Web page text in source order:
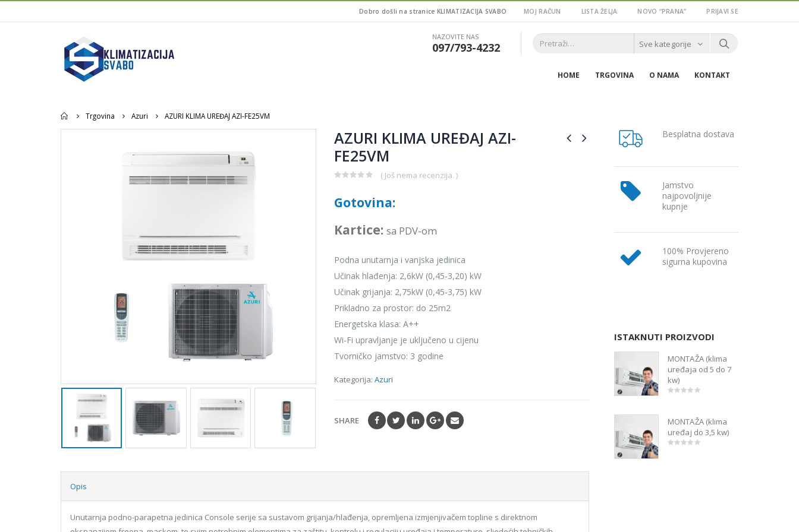
Dobro došli na stranice KLIMATIZACIJA SVABO MOJ RAČUN LISTA ŽELJA NOVO “PRANA” PRIJAVI SE
NAZOVITE NAS
097/793-4232 Sve kategorije
HOME TRGOVINA O NAMA KONTAKT
Home
Trgovina Azuri AZURI KLIMA UREĐAJ AZI-FE25VM
AZURI KLIMA UREĐAJ AZI-
FE25VM
of
5
( Još nema recenzija. )
Gotovina:
Kartice: sa PDV-om
Podna unutarnja i vanjska jedinica
Učinak hlađenja: 2,6kW (0,45-3,20) kW
Učinak grijanja: 2,75kW (0,45-3,75) kW
Prikladno za prostor: do 25m2
Energetska klasa: A++
Wi-Fi upravljanje je uključeno u cijenu
Tvorničko jamstvo: 3 godine
Kategorija: Azuri
SHARE
Opis
Unutarnja podno-parapetna jedinica Console serije sa sustavom grijanja/hlađenja, opremljena izmjenjivačem topline s direktnom
Besplatna dostava
Jamstvo
najpovoljnije
kupnje
100% Provjereno
sigurna kupovina
ISTAKNUTI PROIZVODI
MONTAŽA (klima
uređaja od 5 do 7
kw)
5bila
je:
2,500.00kn.
je:
2,000.00kn.
MONTAŽA (klima
uređaj do 3,5 kw)